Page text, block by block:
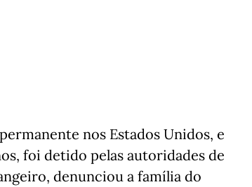
nos Estados Unidos, e
foi detido pelas autoridades de
denunciou a família do